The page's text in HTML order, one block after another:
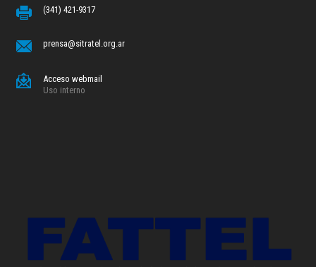
(341) 421-9317
prensa@sitratel.org.ar
Acceso webmail
Uso interno